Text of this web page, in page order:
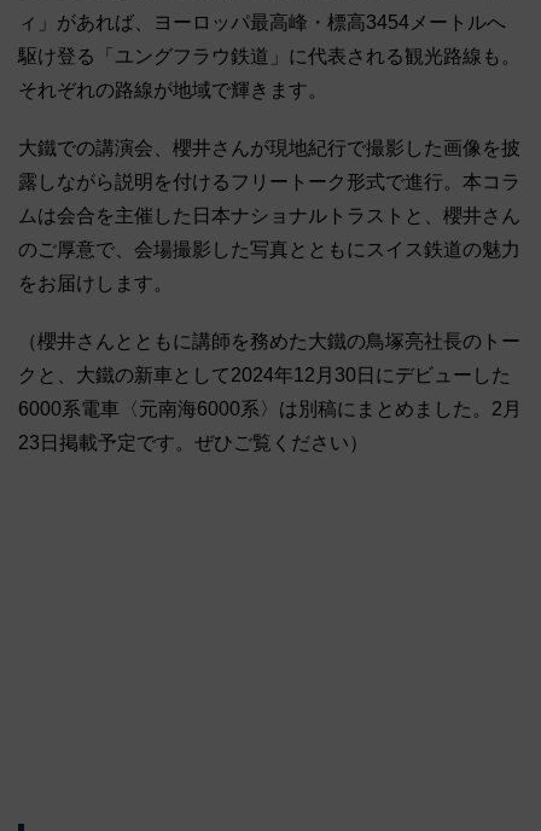
ィ」があれば、ヨーロッパ最高峰・標高3454メートルへ
駆け登る「ユングフラウ鉄道」に代表される観光路線も。
それぞれの路線が地域で輝きます。
大鐵での講演会、櫻井さんが現地紀行で撮影した画像を披
露しながら説明を付けるフリートーク形式で進行。本コラ
ムは会合を主催した日本ナショナルトラストと、櫻井さん
のご厚意で、会場撮影した写真とともにスイス鉄道の魅力
をお届けします。
（櫻井さんとともに講師を務めた大鐵の鳥塚亮社長のトー
クと、大鐵の新車として2024年12月30日にデビューした
6000系電車〈元南海6000系〉は別稿にまとめました。2月
23日掲載予定です。ぜひご覧ください）